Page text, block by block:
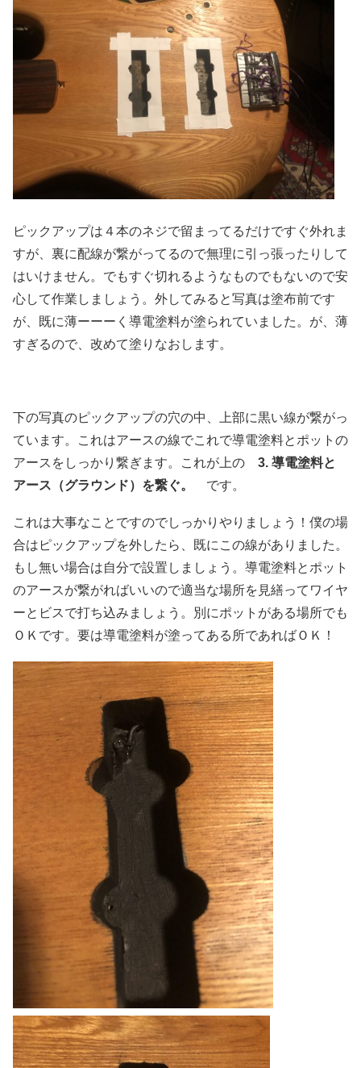
ピックアップは４本のネジで留まってるだけですぐ外れま
すが、裏に配線が繋がってるので無理に引っ張ったりして
はいけません。でもすぐ切れるようなものでもないので安
心して作業しましょう。外してみると写真は塗布前です
が、既に薄ーーーく導電塗料が塗られていました。が、薄
すぎるので、改めて塗りなおします。
下の写真のピックアップの穴の中、上部に黒い線が繋がっ
ています。これはアースの線でこれで導電塗料とポットの
アースをしっかり繋ぎます。これが上の 3. 導電塗料と
アース（グラウンド）を繋ぐ。
です。
これは大事なことですのでしっかりやりましょう！僕の場
合はピックアップを外したら、既にこの線がありました。
もし無い場合は自分で設置しましょう。導電塗料とポット
のアースが繋がればいいので適当な場所を見繕ってワイヤ
ーとビスで打ち込みましょう。別にポットがある場所でも
ＯＫです。要は導電塗料が塗ってある所であればＯＫ！